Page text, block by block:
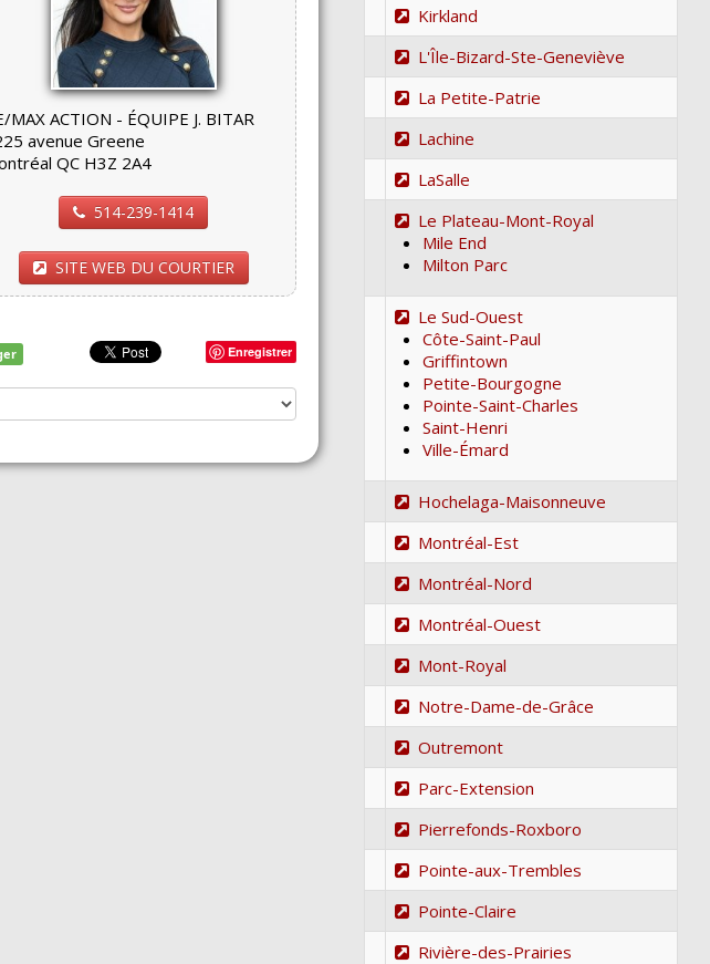
MAX ACTION - ÉQUIPE J. BITAR
avenue Greene
QC H3Z 2A4
514-239-1414
SITE WEB DU COURTIER
Enregistrer
Kirkland
L'Île-Bizard-Ste-Geneviève
La Petite-Patrie
Lachine
LaSalle
Le Plateau-Mont-Royal
Mile End
Milton Parc
Le Sud-Ouest
Côte-Saint-Paul
Griffintown
Petite-Bourgogne
Pointe-Saint-Charles
Saint-Henri
Ville-Émard
Hochelaga-Maisonneuve
Montréal-Est
Montréal-Nord
Montréal-Ouest
Mont-Royal
Notre-Dame-de-Grâce
Outremont
Parc-Extension
Pierrefonds-Roxboro
Pointe-aux-Trembles
Pointe-Claire
Rivière-des-Prairies